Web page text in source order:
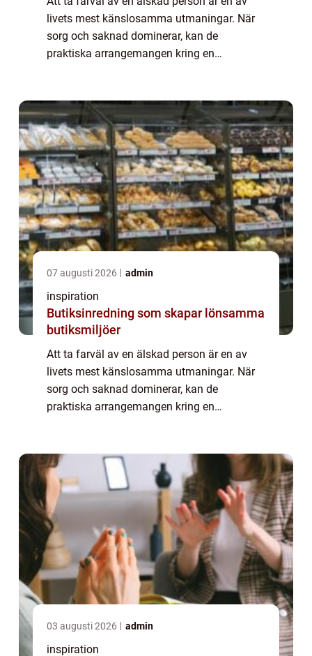
livets mest känslosamma utmaningar. När
sorg och saknad dominerar, kan de
praktiska arrangemangen kring en
07 augusti 2026 admin
inspiration
Butiksinredning som skapar lönsamma
butiksmiljöer
Att ta farväl av en älskad person är en av
livets mest känslosamma utmaningar. När
sorg och saknad dominerar, kan de
praktiska arrangemangen kring en
03 augusti 2026 admin
inspiration